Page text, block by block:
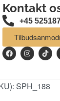
Kontakt
+45
SPH_188